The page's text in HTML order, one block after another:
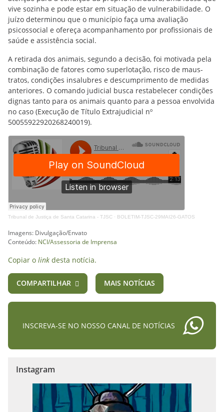
vive sozinha e pode estar em situação de vulnerabilidade. O
juízo determinou que o município faça uma avaliação
psicossocial e ofereça acompanhamento por profissionais de
saúde e assistência social.
A retirada dos animais, segundo a decisão, foi motivada pela
combinação de fatores como superlotação, risco de maus-
tratos, condições insalubres e descumprimento de medidas
anteriores. O comando judicial busca restabelecer condições
dignas tanto para os animais quanto para a pessoa envolvida
no caso (Execução de Título Extrajudicial nº
50055922920268240019).
Tribunal de Justiça de Santa Catarina - TJSC · BOLETIM-TJSC-29MAI26-GATOS
Imagens: Divulgação/Envato
Conteúdo: NCI/Assessoria de Imprensa
Copiar o link desta notícia.
COMPARTILHAR MAIS NOTÍCIAS
INSCREVA-SE NO NOSSO CANAL DE NOTÍCIAS
Instagram